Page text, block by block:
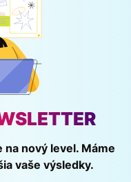
na nový level. Máme
vaše výsledky.